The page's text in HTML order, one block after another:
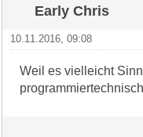
Early Chris
10.11.2016, 09:08
Weil es vielleicht